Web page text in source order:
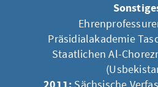
Präsidialakademie
Staatlichen Al-